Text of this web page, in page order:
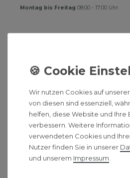
Montag bis Freitag 08:00 - 17:00 Uhr
HINWEIS
ZUSÄTZLICHE
Pluggit
Wir nutzen Cookies auf
von diesen sind essenziell,
helfen, diese Website und Ihre
verbessern. Weitere
verwendeten Cookies und
Nutzer finden Sie in unserer
und unserem Impressum